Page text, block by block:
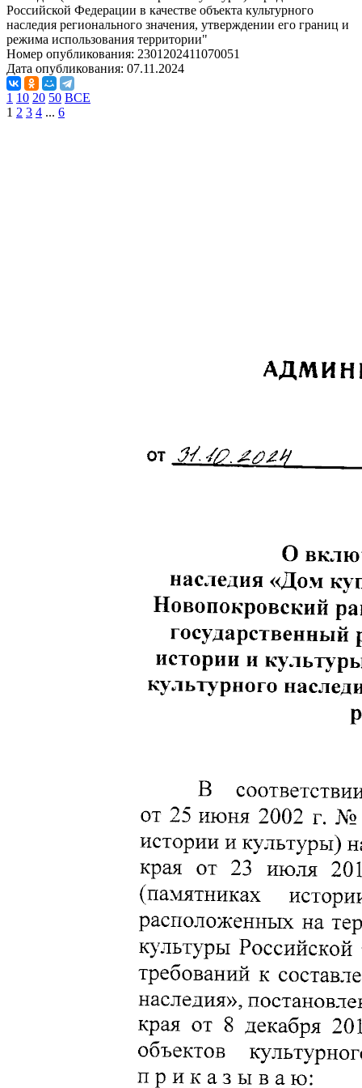
Российской Федерации в качестве объекта культурного
наследия регионального значения, утверждении его границ и
режима использования территории"
Номер опубликования: 2301202411070051
Дата опубликования: 07.11.2024
1 10 20 50 ВСЕ
1 2 3 4 ... 6